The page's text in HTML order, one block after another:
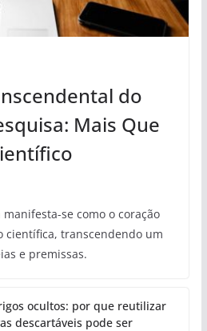
do
Mais Que
se como o coração
científica, transcendendo um
e premissas.
ocultos: por que reutilizar
descartáveis pode ser